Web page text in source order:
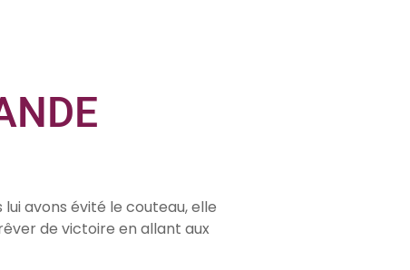
avons évité le couteau, elle
de victoire en allant aux